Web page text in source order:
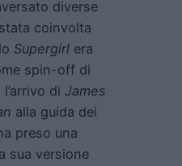
diverse
coinvolta
Supergirl era
spin-off di
di James
alla guida dei
preso una
sua versione